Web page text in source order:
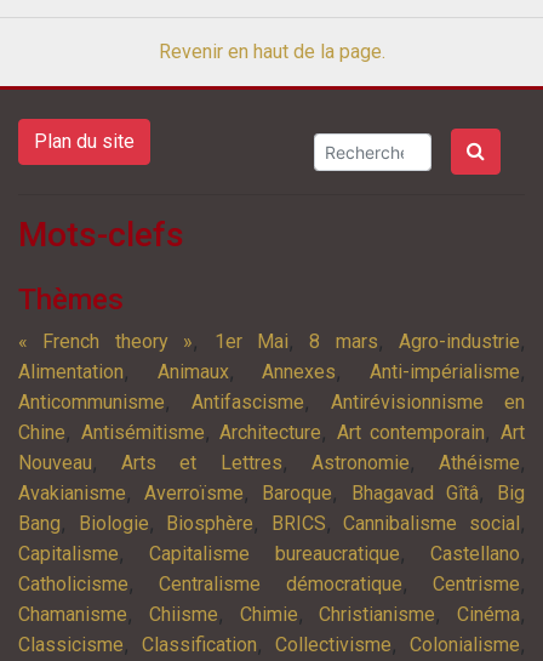
Revenir en haut de la page.
Plan du site
Mots-clefs
Thèmes
« French theory », 1er Mai,8 mars, Agro-industrie,
Alimentation, Animaux,Annexes,Anti-impérialisme,
Anticommunisme, Antifascisme, Antirévisionnisme en
Chine, Antisémitisme,Architecture, Art contemporain,Art
Nouveau,Arts et Lettres, Astronomie,Athéisme,
Avakianisme,Averroïsme, Baroque, Bhagavad Gîtâ,
Big
Bang, Biologie, Biosphère, BRICS,Cannibalisme social ,
Capitalisme,Capitalisme bureaucratique,Castellano,
Catholicisme,Centralisme démocratique,Centrisme,
Chamanisme, Chiisme, Chimie,Christianisme, Cinéma,
Classicisme, Classification, Collectivisme, Colonialisme,